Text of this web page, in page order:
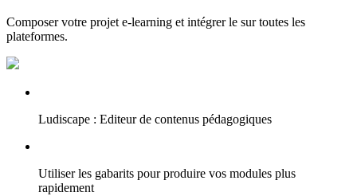
Composer votre projet e-learning et intégrer le sur toutes les
plateformes.
Ludiscape : Editeur de contenus pédagogiques
Utiliser les gabarits pour produire vos modules plus
rapidement